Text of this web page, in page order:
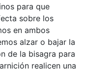
para que
sobre los
en ambos
alzar o bajar la
de la bisagra para
realicen una